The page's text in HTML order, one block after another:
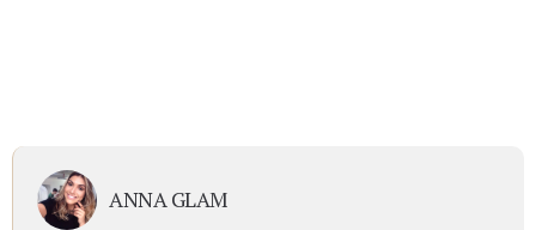
ANNA GLAM